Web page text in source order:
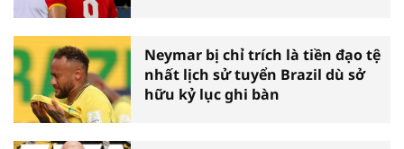
Neymar bị chỉ trích là tiền đạo tệ
nhất lịch sử tuyển Brazil dù sở
hữu kỷ lục ghi bàn